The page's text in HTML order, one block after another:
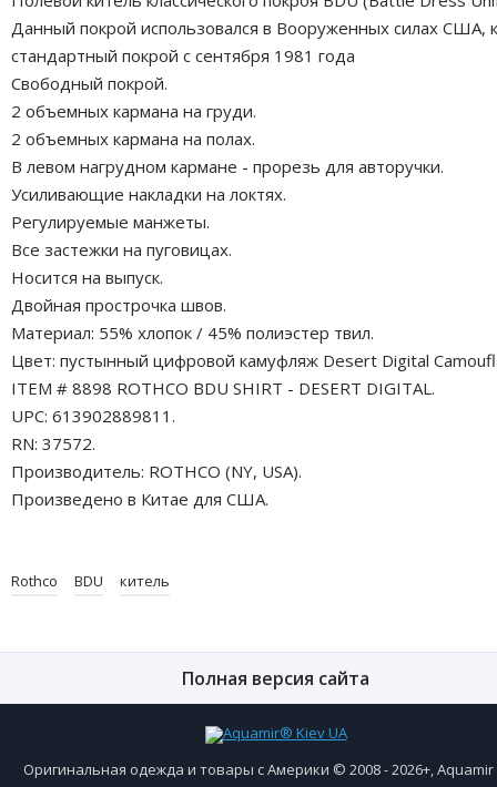
Данный покрой использовался в Вооруженных силах США,
стандартный покрой с сентября 1981 года
Свободный покрой.
2 объемных кармана на груди.
2 объемных кармана на полах.
В левом нагрудном кармане - прорезь для авторучки.
Усиливающие накладки на локтях.
Регулируемые манжеты.
Все застежки на пуговицах.
Носится на выпуск.
Двойная прострочка швов.
Материал: 55% хлопок / 45% полиэстер твил.
Цвет: пустынный цифровой камуфляж Desert Digital
ITEM # 8898 ROTHCO BDU SHIRT - DESERT DIGITAL.
UPC: 613902889811.
RN: 37572.
Производитель: ROTHCO (NY, USA).
Произведено в Китае для США.
Rothco BDU китель
Полная версия сайта
Оригинальная одежда и товары с Америки © 2008 - 2026+,